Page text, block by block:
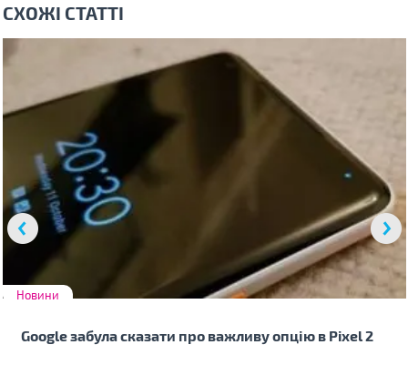
СХОЖІ СТАТТІ
Новини
Google забула сказати про важливу опцію в Pixel 2